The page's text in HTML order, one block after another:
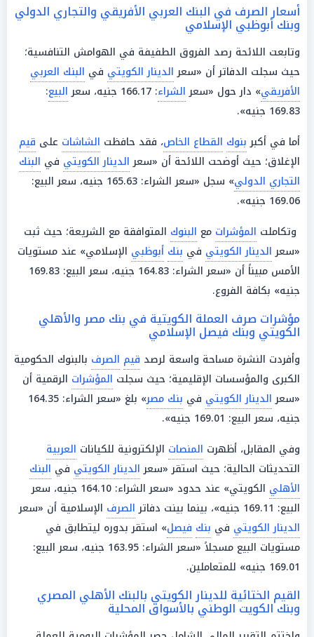
أسعار الصرف في البنك العربي الأفريقي والتجاري الدولي
وبنك أبوظبي الإسلامي
وتابعت اللائحة رصد الفروق الطفيفة في الهوامش التنافسية؛
حيث سجلت الدفاتر أن «سعرالدينار الكويتي في البنك العربي
الأفريقي» دار حول «سعرالشراء: 166.17 جنيه، سعر البيع:
169.83 جنيه».
أما في أكبربنوك القطاع الخاص، فقد حافظت الشاشات على قيم
الإغلاق؛ حيث أوضحت اللائحة أن «سعرالدينار الكويتي في البنك
التجاري الدولي
» سجل «سعر الشراء: 165.63 جنيه، سعر البيع:
169.06 جنيه».
وتكاملت المؤشرات مع البنوك المتوافقة مع الشريعة؛ حيث ثبت
«سعرالدينار الكويتي في بنك أبوظبي الإسلامي» عند مستويات
الأمس مبيناً أن «سعر الشراء: 164.83 جنيه، سعر البيع: 169.83
جنيه» بكافة الفروع.
مؤشرات صرف العملة الكويتية في بنك مصر والأهلي
الكويتي وبنك فيصل الإسلامي
وأفردت النشرة مساحة واسعة لرصد قيم الصرف بالبنوك الحكومية
الكبرى والمؤسسات الإقليمية؛ حيث سجلت المؤشرات الرقمية أن
«سعرالدينار الكويتي في بنك مصر
» بلغ «سعر الشراء: 164.35
جنيه، سعر البيع: 169.01 جنيه».
وفي المقابل، أظهرت المنصات الإلكترونية للكيانات العربية
التحديثات الحالية؛ حيث استقر «سعرالدينار الكويتي في البنك
الأهلي
الكويتي» عند حدود «سعر الشراء: 164.10 جنيه، سعر
البيع: 169.11 جنيه»، بينما بينت دفاتر
الصرف الإسلامية أن «سعر
الدينار الكويتي في بنك فيصل» استقر بدوره ليتطابق في
مستويات البيع مسجلاً «سعر الشراء: 163.95 جنيه، سعر البيع:
169.01 جنيه» للمتعاملين.
القيم الختائية للدينار الكويتي بالبنك الأهلي المصري
وبنك الكويت الوطني بالأسواق المحلية